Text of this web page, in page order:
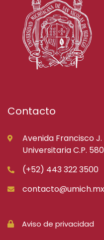
Contacto
Avenida Francisco
Universitaria C.P.
(+52) 443 322 3500
contacto@umich.mx
Aviso de privacidad